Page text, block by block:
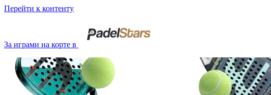
Перейти к контенту
За играми на корте в